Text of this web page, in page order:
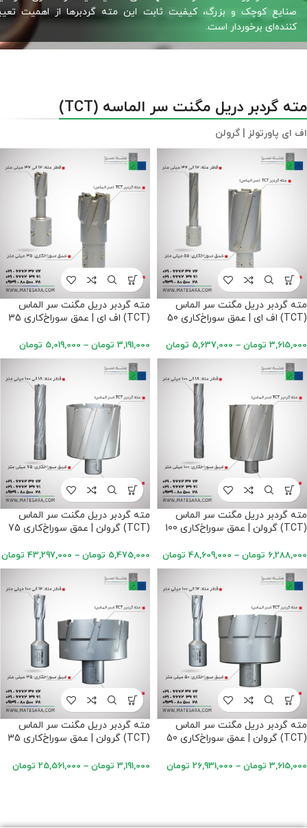
صنایع کوچک و بزرگ، کیفیت ثابت این مته گردبرها از اهمیت
کننده‌ای برخوردار است.
مته گردبر دریل مگنت سر الماسه (TCT)
اف ای پاورتولز | گرولن
مته گردبر دریل مگنت سر الماس
(TCT) اف ای | عمق سوراخ‌کاری 50
3,615,000 تومان –
5,637,000 تومان
مته گردبر دریل مگنت سر الماس
(TCT) اف ای | عمق سوراخ‌کاری 35
3,191,000 تومان –
5,019,000 تومان
مته گردبر دریل مگنت سر الماس
(TCT) گرولن | عمق سوراخ‌کاری 100
6,288,000 تومان –
48,609,000 تومان
مته گردبر دریل مگنت سر الماس
(TCT) گرولن | عمق سوراخ‌کاری 75
5,475,000 تومان –
43,297,000 تومان
مته گردبر دریل مگنت سر الماس
(TCT) گرولن | عمق سوراخ‌کاری 50
3,615,000 تومان –
26,931,000 تومان
مته گردبر دریل مگنت سر الماس
(TCT) گرولن | عمق سوراخ‌کاری 35
3,191,000 تومان –
25,561,000 تومان